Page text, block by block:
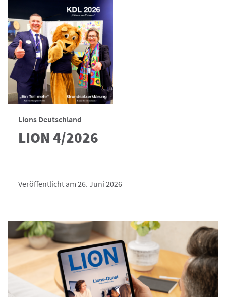
Lions Deutschland
LION 4/2026
Veröffentlicht am 26. Juni 2026